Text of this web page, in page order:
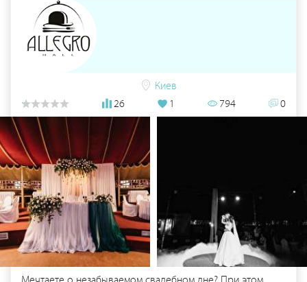
Киев
26
1 794 0
Мечтаете о незабываемом свадебном дне? При этом